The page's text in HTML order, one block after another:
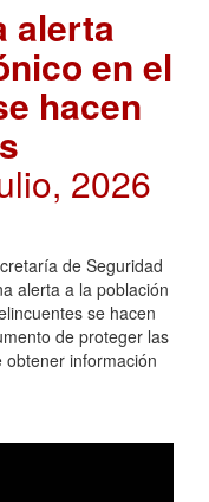
alerta
en el
hacen
2026
de Seguridad
alerta a la población
se hacen
de proteger las
información